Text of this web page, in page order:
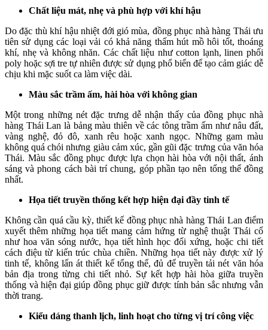
Chất liệu mát, nhẹ và phù hợp với khí hậu
Do đặc thù khí hậu nhiệt đới gió mùa, đồng phục nhà hàng Thái ưu
tiên sử dụng các loại vải có khả năng thấm hút mồ hôi tốt, thoáng
khí, nhẹ và không nhăn. Các chất liệu như cotton lạnh, linen phối
poly hoặc sợi tre tự nhiên được sử dụng phổ biến để tạo cảm giác dễ
chịu khi mặc suốt ca làm việc dài.
Màu sắc trầm ấm, hài hòa với không gian
Một trong những nét đặc trưng dễ nhận thấy của đồng phục nhà
hàng Thái Lan là bảng màu thiên về các tông trầm ấm như nâu đất,
vàng nghệ, đỏ đô, xanh rêu hoặc xanh ngọc. Những gam màu
không quá chói nhưng giàu cảm xúc, gần gũi đặc trưng của văn hóa
Thái. Màu sắc đồng phục được lựa chọn hài hòa với nội thất, ánh
sáng và phong cách bài trí chung, góp phần tạo nên tổng thể đồng
nhất.
Họa tiết truyền thống kết hợp hiện đại đầy tinh tế
Không cần quá cầu kỳ, thiết kế đồng phục nhà hàng Thái Lan điểm
xuyết thêm những họa tiết mang cảm hứng từ nghệ thuật Thái cổ
như hoa văn sóng nước, họa tiết hình học đối xứng, hoặc chi tiết
cách điệu từ kiến trúc chùa chiền. Những họa tiết này được xử lý
tinh tế, không lấn át thiết kế tổng thể, đủ để truyền tải nét văn hóa
bản địa trong từng chi tiết nhỏ. Sự kết hợp hài hòa giữa truyền
thống và hiện đại giúp đồng phục giữ được tính bản sắc nhưng vẫn
thời trang.
Kiểu dáng thanh lịch, linh hoạt cho từng vị trí công việc